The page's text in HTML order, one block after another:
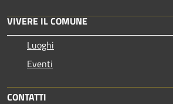
VIVERE IL COMUNE
Luoghi
Eventi
CONTATTI